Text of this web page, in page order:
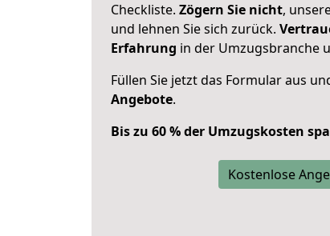
Checkliste. Zögern Sie nicht,
und lehnen Sie sich zurück.
Erfahrung in der Umzugsbranche
Füllen Sie jetzt das Formular aus
Angebote.
Bis zu 60 % der Umzugskosten
Kostenlose